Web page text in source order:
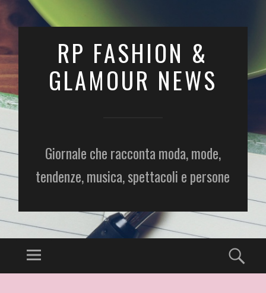
RP FASHION &
GLAMOUR NEWS
Giornale che racconta moda, mode,
tendenze, musica, spettacoli e persone